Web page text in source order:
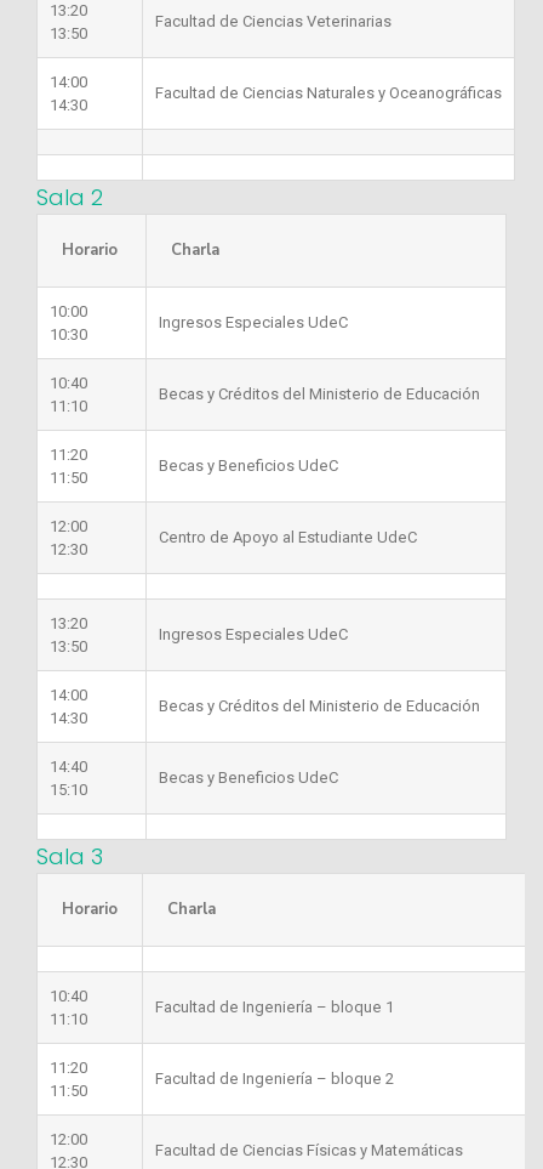
13:20
13:50
Facultad de Ciencias Veterinarias
14:00
14:30
Facultad de Ciencias Naturales y Oceanográficas
Sala 2
Horario Charla
10:00
10:30
Ingresos Especiales UdeC
10:40
11:10
Becas y Créditos del Ministerio de Educación
11:20
11:50
Becas y Beneficios UdeC
12:00
12:30
Centro de Apoyo al Estudiante UdeC
13:20
13:50
Ingresos Especiales UdeC
14:00
14:30
Becas y Créditos del Ministerio de Educación
14:40
15:10
Becas y Beneficios UdeC
Sala 3
Horario Charla
10:40
11:10
Facultad de Ingeniería – bloque 1
11:20
11:50
Facultad de Ingeniería – bloque 2
12:00
12:30
Facultad de Ciencias Físicas y Matemáticas